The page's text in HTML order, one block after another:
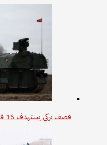
قصف تركي يستهدف 15 قرية في ريف عفرين والشهباء بحلب